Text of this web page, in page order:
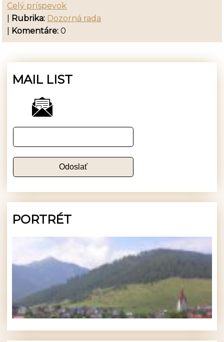
Celý príspevok
Rubrika: Dozorná rada
Komentáre: 0
MAIL LIST
PORTRÉT